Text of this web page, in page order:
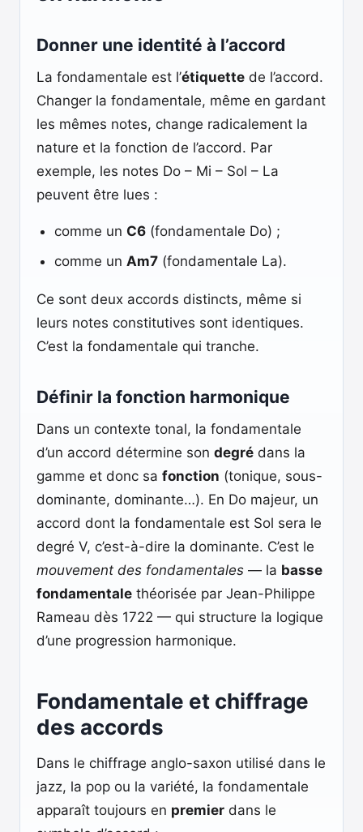
Donner une identité à l’accord
La fondamentale est l’étiquette de l’accord.
Changer la fondamentale, même en gardant
les mêmes notes, change radicalement la
nature et la fonction de l’accord. Par
exemple, les notes Do – Mi – Sol – La
peuvent être lues :
comme un C6 (fondamentale Do) ;
comme un Am7 (fondamentale La).
Ce sont deux accords distincts, même si
leurs notes constitutives sont identiques.
C’est la fondamentale qui tranche.
Définir la fonction harmonique
Dans un contexte tonal, la fondamentale
d’un accord détermine son degré dans la
gamme et donc sa fonction (tonique, sous-
dominante, dominante…). En Do majeur, un
accord dont la fondamentale est Sol sera le
degré V, c’est-à-dire la dominante. C’est le
mouvement des fondamentales — la basse
fondamentale théorisée par Jean-Philippe
Rameau dès 1722 — qui structure la logique
d’une progression harmonique.
Fondamentale et chiffrage
des accords
Dans le chiffrage anglo-saxon utilisé dans le
jazz, la pop ou la variété, la fondamentale
apparaît toujours en premier dans le